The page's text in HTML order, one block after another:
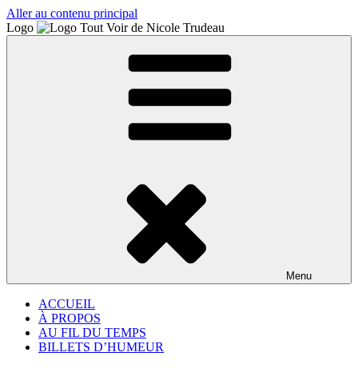
Aller au contenu principal
Logo
Menu
ACCUEIL
À PROPOS
AU FIL DU TEMPS
BILLETS D’HUMEUR